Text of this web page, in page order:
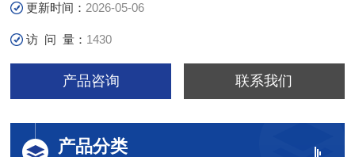
更新时间： 2026-05-06
访 问 量： 1430
产品咨询 联系我们
产品分类